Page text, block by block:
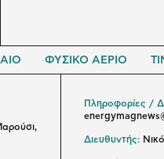
ΦΥΣΙΚΟ ΑΕΡΙΟ
Πληροφορίες /
Διευθυντής: